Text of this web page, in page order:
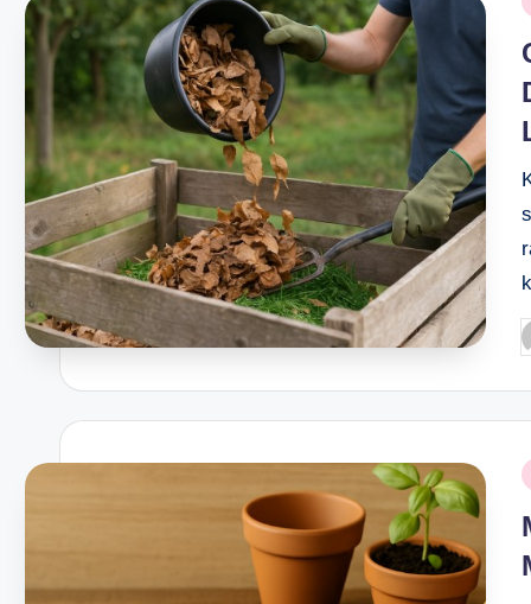
Cara Membuat Jentik Nyamuk:
March 5, 2024
Contoh Teknologi IoT: Ruang
March 4, 2024
Penerapan IoT dalam
March 4, 2024
Cara Usir Lalat di Kandang
March 3, 2024
Ciri-Ciri dan Habitat Semut
March 2, 2024
Laba-laba Hitam: Misteri,
March 1, 2024
Mengembalikan Hewan
March 1, 2024
Hewan Penyebab Rabies:
February 29, 2024
Habitat Lumut Daun:
January 24, 2024
January 14, 2024
Tanaman Kacang Kapri:
December 27, 2023
Tanaman yang Baik untuk
December 24, 2023
Cara Memperbanyak
December 19, 2023